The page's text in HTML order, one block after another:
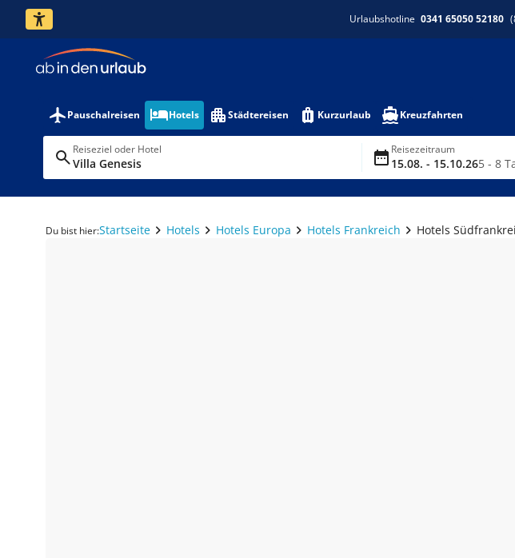
Urlaubshotline 0341 65050 52180
Pauschalreisen Hotels Städtereisen Kurzurlaub Kreuzfahrten
Reiseziel oder Hotel
Villa Genesis
Reisezeitraum
15.08. - 15.10.265 - 8
Du bist hier:Startseite Hotels Hotels Europa Hotels Frankreich Hotels